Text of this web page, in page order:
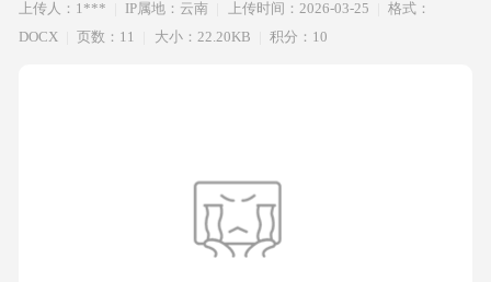
上传人：1*** IP属地：云南 上传时间：2026-03-25
格式：
DOCX
页数：11 大小：22.20KB 积分：10